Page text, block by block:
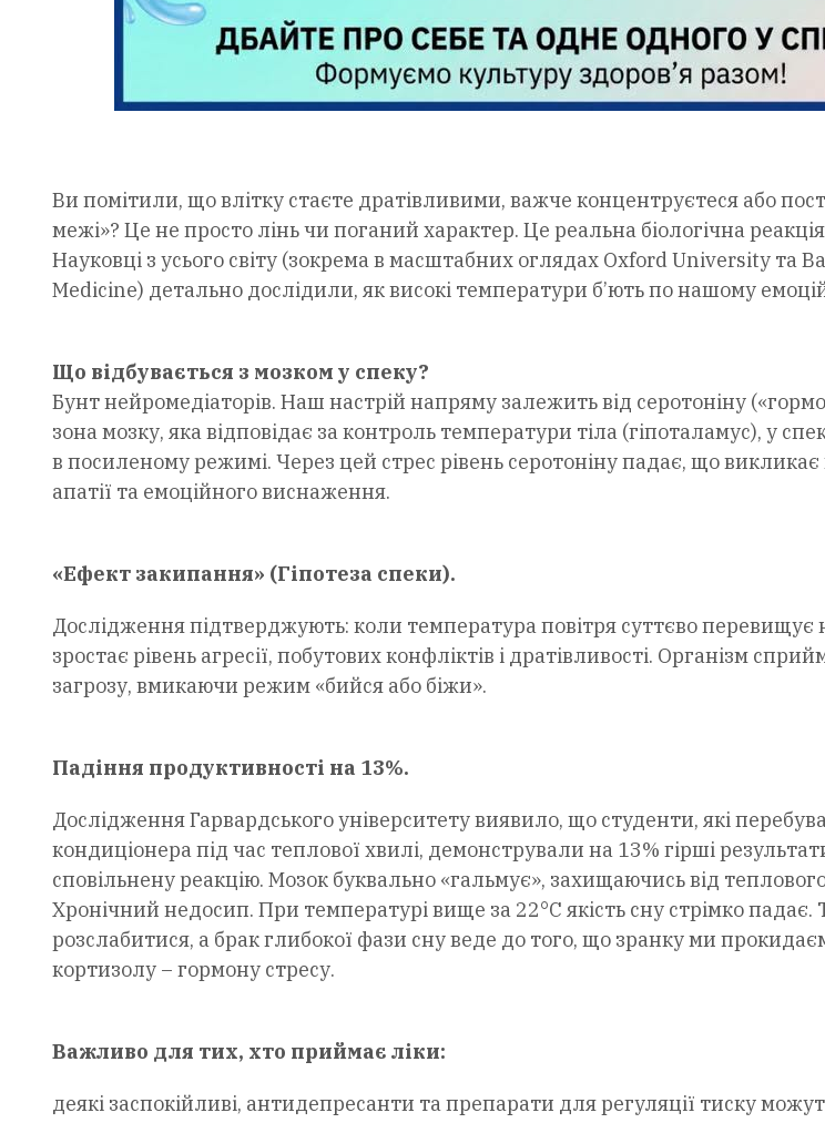
Ви помітили, що влітку стаєте дратівливими, важче концентруєтеся або
межі»? Це не просто лінь чи поганий характер. Це реальна біологічна
Науковці з усього світу (зокрема в масштабних оглядах Oxford University та
Medicine) детально дослідили, як високі температури б’ють по нашому
Що відбувається з мозком у спеку?
Бунт нейромедіаторів. Наш настрій напряму залежить від серотоніну
зона мозку, яка відповідає за контроль температури тіла (гіпоталамус), у
в посиленому режимі. Через цей стрес рівень серотоніну падає, що викликає
апатії та емоційного виснаження.
«Ефект закипання» (Гіпотеза спеки).
Дослідження підтверджують: коли температура повітря суттєво перевищує
зростає рівень агресії, побутових конфліктів і дратівливості. Організм
загрозу, вмикаючи режим «бийся або біжи».
Падіння продуктивності на 13%.
Дослідження Гарвардського університету виявило, що студенти, які
кондиціонера під час теплової хвилі, демонстрували на 13% гірші
сповільнену реакцію. Мозок буквально «гальмує», захищаючись від
Хронічний недосип. При температурі вище за 22°C якість сну стрімко падає.
розслабитися, а брак глибокої фази сну веде до того, що зранку ми
кортизолу – гормону стресу.
Важливо для тих, хто приймає ліки:
деякі заспокійливі, антидепресанти та препарати для регуляції тиску